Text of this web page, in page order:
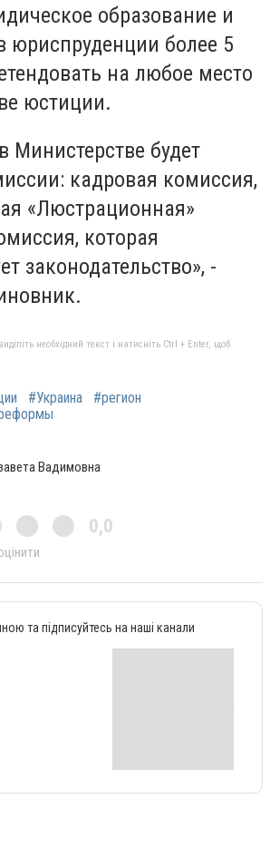
образование и
юриспруденции более 5
на любое место
юстиции.
Министерстве будет
кадровая комиссия,
«Люстрационная»
которая
законодательство», -
необхідний текст і натисніть Ctrl + Enter, щоб
#Украина
#регион
Вадимовна
0,0
та підписуйтесь на наші канали